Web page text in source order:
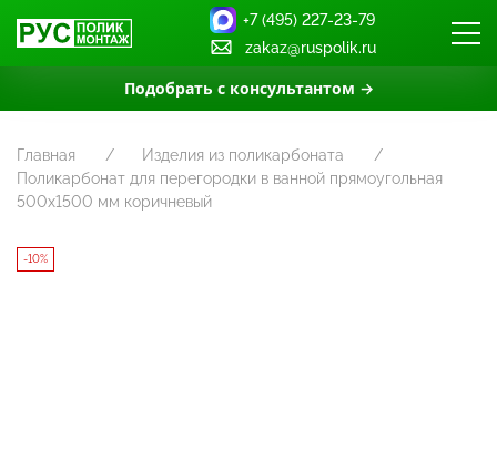
Подобрать с консультантом →
+7 (495) 227-23-79
zakaz@ruspolik.ru
Главная
Изделия из поликарбоната
Поликарбонат для перегородки в ванной прямоугольная
500х1500 мм коричневый
-10%